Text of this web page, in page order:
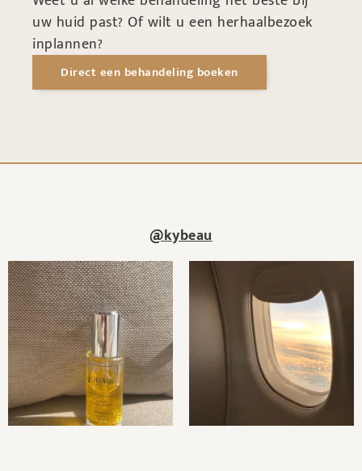
uw huid past? Of wilt u een herhaalbezoek
inplannen?
Direct een behandeling boeken
@kybeau